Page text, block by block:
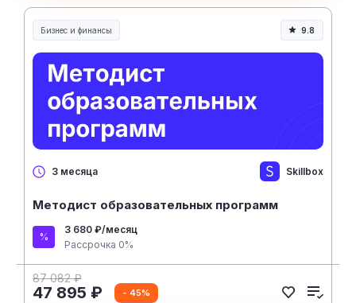
Бизнес и финансы 9.8
3 месяца Skillbox
Методист образовательных программ
3 680 ₽/месяц
Рассрочка 0%
87 082 ₽
47 895 ₽ - 45%